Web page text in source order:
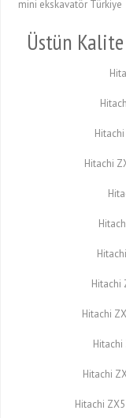
mini ekskavatör Türkiye
Üstün
Hitachi
Hitachi
Hitachi
Hitachi
Hitachi
Hitachi
Hitachi